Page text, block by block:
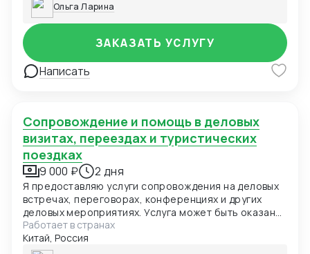
Ольга Ларина
Написать
ЗАКАЗАТЬ УСЛУГУ
Сопровождение и помощь в деловых
визитах, переездах и туристических
поездках
9 000 ₽ 2 дня
Я предоставляю услуги сопровождения на деловых
встречах, переговорах, конференциях и других
деловых мероприятиях. Услуга может быть оказана
в любом городе России или Китая с возможностью
организации трансфера.
Работает в странах
Китай, Россия